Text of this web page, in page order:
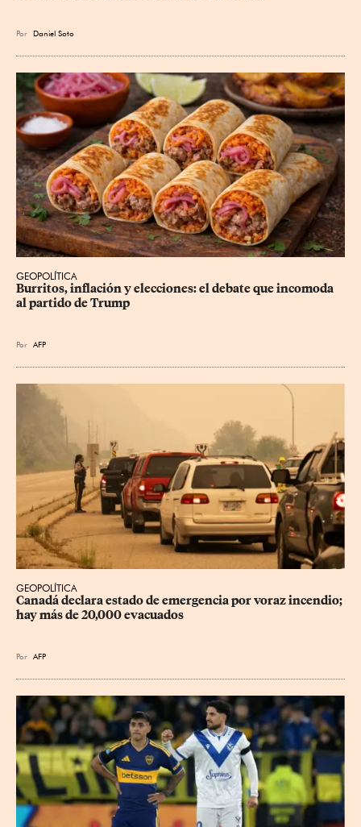
Por Daniel Soto
GEOPOLÍTICA
Burritos, inflación y elecciones: el debate que incomoda
al partido de Trump
Por AFP
GEOPOLÍTICA
Canadá declara estado de emergencia por voraz incendio;
hay más de 20,000 evacuados
Por AFP